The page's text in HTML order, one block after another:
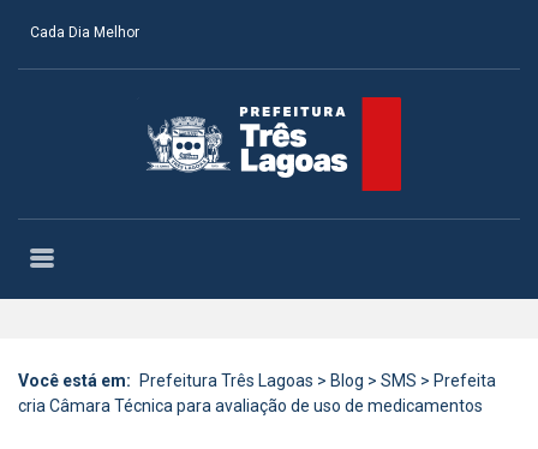
Cada Dia Melhor
Você está em: Prefeitura Três Lagoas > Blog > SMS > Prefeita
cria Câmara Técnica para avaliação de uso de medicamentos